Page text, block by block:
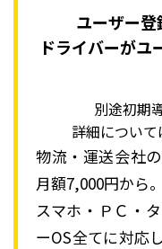
ユーザー登
ドライバーがユ
別途初期
詳細について
物流・運送会社
月額7,000円から。
スマホ・ＰＣ・
ーOS全てに対応